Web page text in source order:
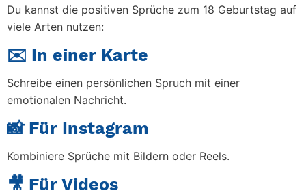
Du kannst die positiven Sprüche zum 18 Geburtstag auf
viele Arten nutzen:
✉️ In einer Karte
Schreibe einen persönlichen Spruch mit einer
emotionalen Nachricht.
📸 Für Instagram
Kombiniere Sprüche mit Bildern oder Reels.
🎥 Für Videos